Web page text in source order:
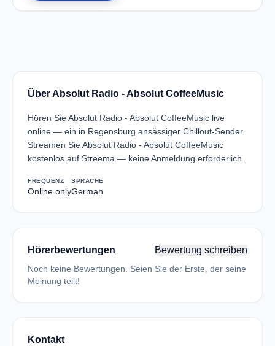
Über Absolut Radio - Absolut CoffeeMusic
Hören Sie Absolut Radio - Absolut CoffeeMusic live
online — ein in Regensburg ansässiger Chillout-Sender.
Streamen Sie Absolut Radio - Absolut CoffeeMusic
kostenlos auf Streema — keine Anmeldung erforderlich.
FREQUENZ
Online only
SPRACHE
German
Hörerbewertungen Bewertung schreiben
Noch keine Bewertungen. Seien Sie der Erste, der seine
Meinung teilt!
Kontakt